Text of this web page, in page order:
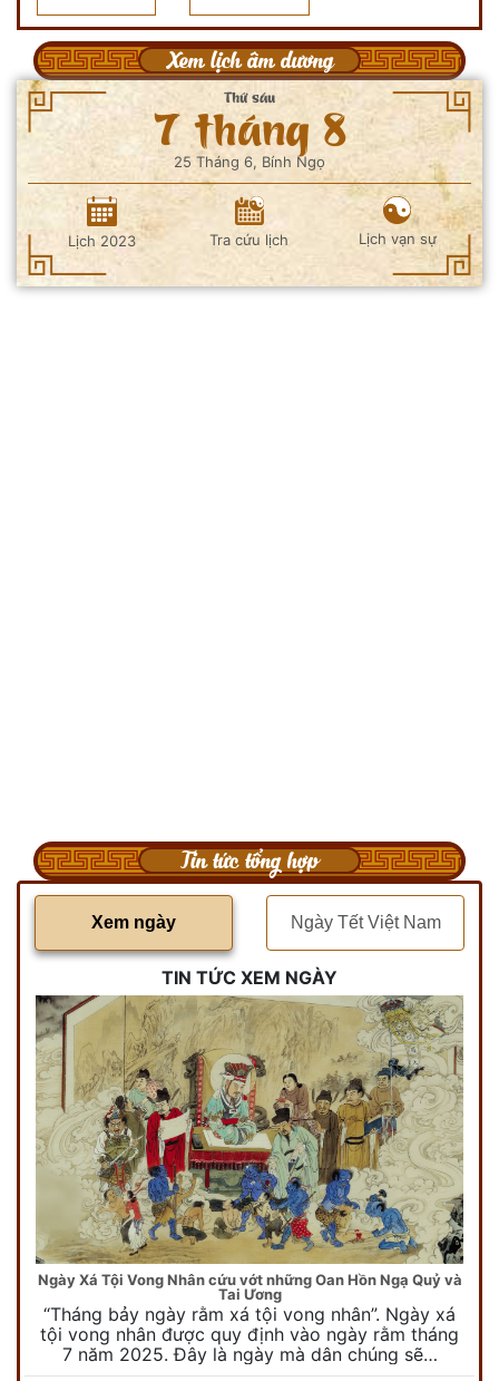
Xem lịch âm dương
Thứ sáu
7 tháng 8
25 Tháng 6, Bính Ngọ
Lịch 2023 Tra cứu lịch Lịch vạn sự
Tin tức tổng hợp
Xem ngày Ngày Tết Việt Nam
TIN TỨC XEM NGÀY
Ngày Xá Tội Vong Nhân cứu vớt những Oan Hồn Ngạ Quỷ và
Tai Ương
“Tháng bảy ngày rằm xá tội vong nhân”. Ngày xá
tội vong nhân được quy định vào ngày rằm tháng
7 năm 2025. Đây là ngày mà dân chúng sẽ…